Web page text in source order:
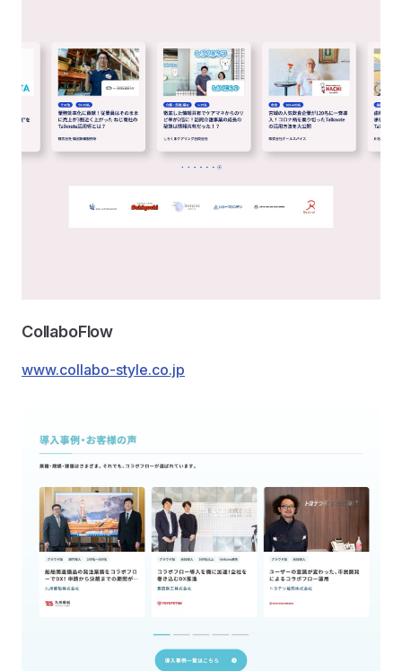
CollaboFlow
www.collabo-style.co.jp